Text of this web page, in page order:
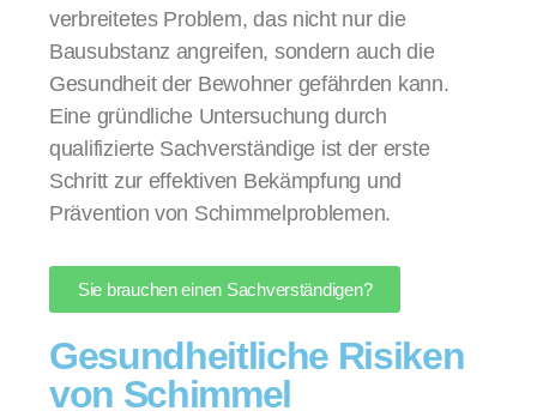
verbreitetes Problem, das nicht nur die
Bausubstanz angreifen, sondern auch die
Gesundheit der Bewohner gefährden kann.
Eine gründliche Untersuchung durch
qualifizierte Sachverständige ist der erste
Schritt zur effektiven Bekämpfung und
Prävention von Schimmelproblemen.
Sie brauchen einen Sachverständigen?
Gesundheitliche Risiken
von Schimmel